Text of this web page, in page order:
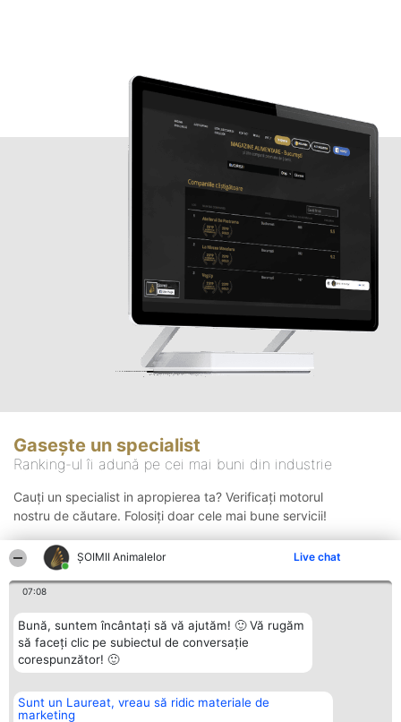
ŞOIMII Animalelor Live chat
07:08
Bună, suntem încântați să vă ajutăm! 🙂 Vă rugăm
să faceți clic pe subiectul de conversație
corespunzător! 🙂
Sunt un Laureat, vreau să ridic materiale de
marketing
Gasește un specialist
Ranking-ul îi adună pe cei mai buni din industrie
Cauți un specialist in apropierea ta? Verificați motorul
nostru de căutare. Folosiți doar cele mai bune servicii!
Organizator Ranking
BRIGHT SOLUTIONS BR SRL
Plebiscyt Contact